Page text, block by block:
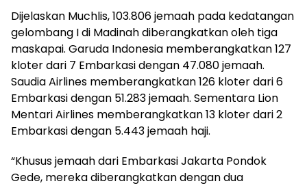
Dijelaskan Muchlis, 103.806 jemaah pada kedatangan
gelombang I di Madinah diberangkatkan oleh tiga
maskapai. Garuda Indonesia memberangkatkan 127
kloter dari 7 Embarkasi dengan 47.080 jemaah.
Saudia Airlines memberangkatkan 126 kloter dari 6
Embarkasi dengan 51.283 jemaah. Sementara Lion
Mentari Airlines memberangkatkan 13 kloter dari 2
Embarkasi dengan 5.443 jemaah haji.
“Khusus jemaah dari Embarkasi Jakarta Pondok
Gede, mereka diberangkatkan dengan dua